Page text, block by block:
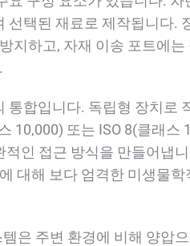
선택된 재료로 제작됩니다.
지하고, 자재 이송 포트에는
통합입니다. 독립형 장치로
10,000) 또는 ISO 8(클래스
인 접근 방식을 만들어냅
대해 보다 엄격한 미생물학
은 주변 환경에 비해 양압